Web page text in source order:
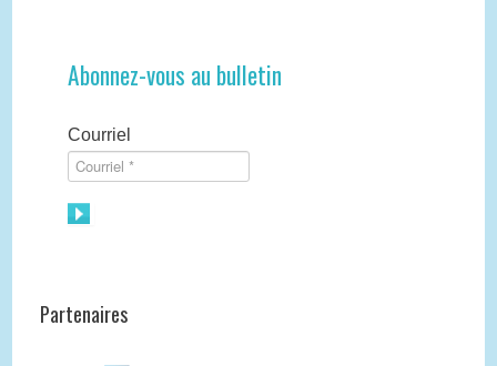
Abonnez-vous au bulletin
Courriel
Partenaires